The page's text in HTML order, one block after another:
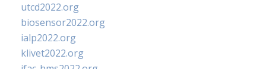
utcd2022.org
biosensor2022.org
ialp2022.org
klivet2022.org